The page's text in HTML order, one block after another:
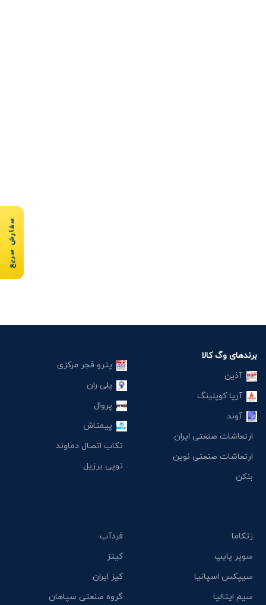
برندهای وگ کالا
آذین
آریا کوپلینگ
آوند
ارتعاشات صنعتی ایران
ارتعاشات صنعتی نوین
بنکن
پترو فجر مرکزی
پلی ران
پروال
پیمتاش
تکاب اتصال دماوند
توپی برزیل
زتکاما
سوپر پایپ
سیپکس اسپانیا
سیم ایتالیا
فردآب
کیتز
کیز ایران
گروه صنعتی سپاهان
سفارش سریع